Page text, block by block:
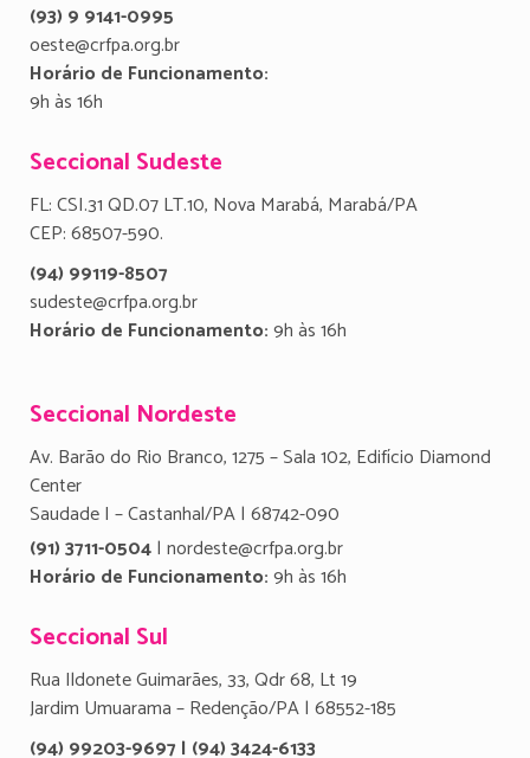
(93) 9 9141-0995
oeste@crfpa.org.br
Horário de Funcionamento:
9h às 16h
Seccional Sudeste
FL: CSI.31 QD.07 LT.10, Nova Marabá, Marabá/PA
CEP: 68507-590.
(94) 99119-8507
sudeste@crfpa.org.br
Horário de Funcionamento:9h às 16h
Seccional Nordeste
Av. Barão do Rio Branco, 1275 – Sala 102, Edifício Diamond
Center
Saudade I – Castanhal/PA | 68742-090
(91) 3711-0504| nordeste@crfpa.org.br
Horário de Funcionamento:9h às 16h
Seccional Sul
Rua Ildonete Guimarães, 33, Qdr 68, Lt 19
Jardim Umuarama – Redenção/PA | 68552-185
(94) 99203-9697 | (94) 3424-6133